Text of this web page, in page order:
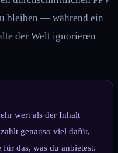
bleiben — während ein
der Welt ignorieren
wert als der Inhalt
genauso viel dafür,
das, was du anbietest.